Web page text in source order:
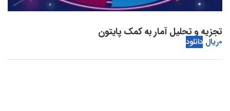
تجزیه و تحلیل آمار به کمک پایتون
0ریال دانلود